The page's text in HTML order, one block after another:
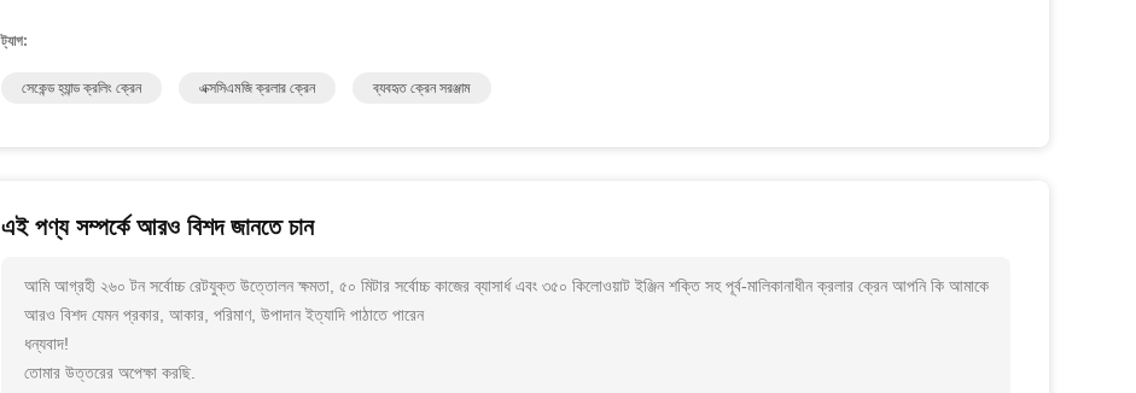
ট্যাগ:
সেকেন্ড হ্যান্ড ক্রলিং ক্রেন এক্সসিএমজি ক্রলার ক্রেন ব্যবহৃত ক্রেন সরঞ্জাম
এই পণ্য সম্পর্কে আরও বিশদ জানতে চান
আমি আগ্রহী ২৬০ টন সর্বোচ্চ রেটযুক্ত উত্তোলন ক্ষমতা, ৫০ মিটার সর্বোচ্চ কাজের ব্যাসার্ধ এবং ৩৫০ কিলোওয়াট ইঞ্জিন শক্তি সহ পূর্ব-মালিকানাধীন ক্রলার ক্রেন আপনি কি আমাকে
আরও বিশদ যেমন প্রকার, আকার, পরিমাণ, উপাদান ইত্যাদি পাঠাতে পারেন
ধন্যবাদ!
তোমার উত্তরের অপেক্ষা করছি.